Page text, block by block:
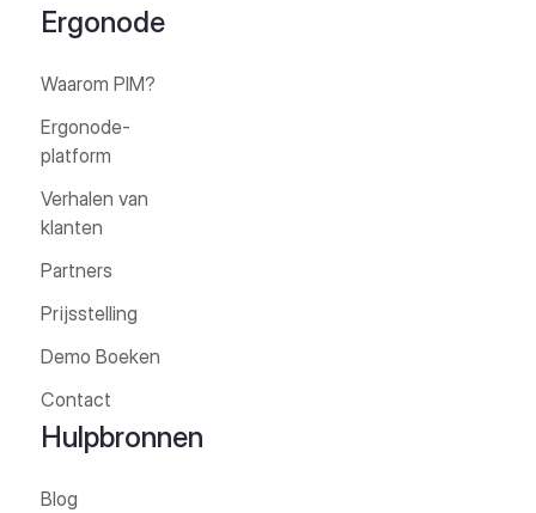
Ergonode
Waarom PIM?
Ergonode-
platform
Verhalen van
klanten
Partners
Prijsstelling
Demo Boeken
Contact
Hulpbronnen
Blog